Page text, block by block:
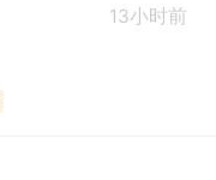
13小时前